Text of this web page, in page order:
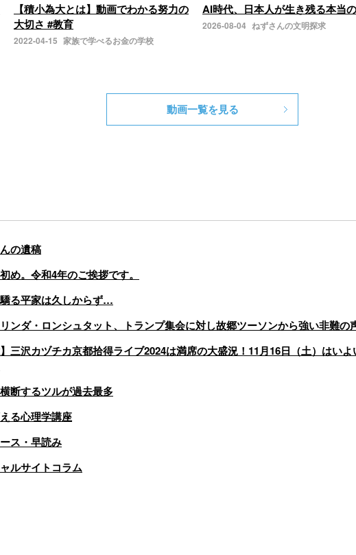
【積小為大とは】動画でわかる努力の
大切さ #教育
2022-04-15 家族で学べるお金の学校
AI時代、日本人が生き残る本当
2026-08-04 ねずさんの文明探求
動画一覧を見る